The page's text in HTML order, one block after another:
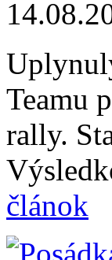
Teamu
rally.
článok